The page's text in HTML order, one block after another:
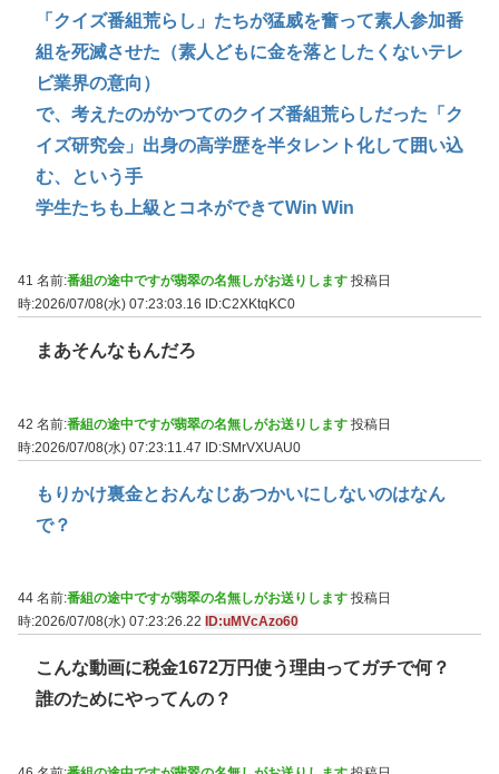
「クイズ番組荒らし」たちが猛威を奮って素人参加番
組を死滅させた（素人どもに金を落としたくないテレ
ビ業界の意向）
で、考えたのがかつてのクイズ番組荒らしだった「ク
イズ研究会」出身の高学歴を半タレント化して囲い込
む、という手
学生たちも上級とコネができてWin Win
41 名前:番組の途中ですが翡翠の名無しがお送りします 投稿日
時:2026/07/08(水) 07:23:03.16
ID:C2XKtqKC0
まあそんなもんだろ
42 名前:番組の途中ですが翡翠の名無しがお送りします 投稿日
時:2026/07/08(水) 07:23:11.47 ID:SMrVXUAU0
もりかけ裏金とおんなじあつかいにしないのはなん
で？
44 名前:番組の途中ですが翡翠の名無しがお送りします 投稿日
時:2026/07/08(水) 07:23:26.22
ID:uMVcAzo60
こんな動画に税金1672万円使う理由ってガチで何？
誰のためにやってんの？